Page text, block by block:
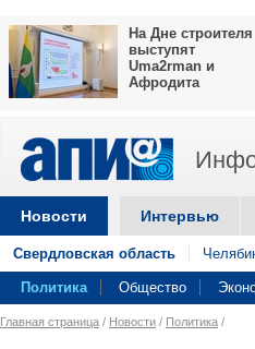
На Дне строителя
выступят
Uma2rman и
Афродита
Новости Интервью
Свердловская область
Политика Общество
Главная страница / Новости / Политика /